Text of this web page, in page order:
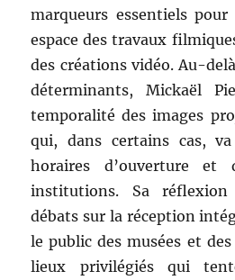
marqueurs essentiels
espace des travaux
des créations vidéo. Au-
déterminants, Mickaël
temporalité des images
qui, dans certains cas,
horaires d’ouverture et
institutions. Sa
débats sur la réception
le public des musées et
lieux privilégiés qui